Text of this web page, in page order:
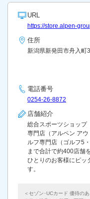
URL
https://store.alpen-
住所
新潟県新発田市舟入町
電話番号
0254-26-8872
店舗紹介
総合スポーツショップ
専門店（アルペン ア
ルフ専門店（ゴルフ5
まで合計で約400店舗
ひとりのお客様にピッ
す。
＜セゾン･UCカード 優待の